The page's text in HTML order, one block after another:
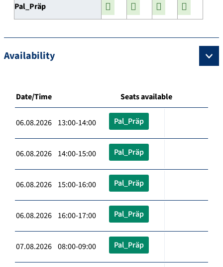
Pal_Präp
Availability
Date/Time Seats available
06.08.2026 13:00-14:00 Pal_Präp
06.08.2026 14:00-15:00 Pal_Präp
06.08.2026 15:00-16:00 Pal_Präp
06.08.2026 16:00-17:00 Pal_Präp
07.08.2026 08:00-09:00 Pal_Präp